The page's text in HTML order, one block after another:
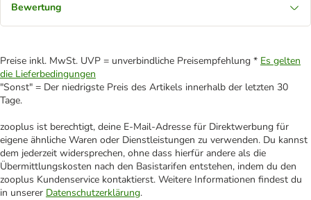
Bewertung
Preise inkl. MwSt. UVP = unverbindliche Preisempfehlung * Es gelten
die Lieferbedingungen
"Sonst" = Der niedrigste Preis des Artikels innerhalb der letzten 30
Tage.
zooplus ist berechtigt, deine E-Mail-Adresse für Direktwerbung für
eigene ähnliche Waren oder Dienstleistungen zu verwenden. Du kannst
dem jederzeit widersprechen, ohne dass hierfür andere als die
Übermittlungskosten nach den Basistarifen entstehen, indem du den
zooplus Kundenservice kontaktierst. Weitere Informationen findest du
in unserer Datenschutzerklärung.